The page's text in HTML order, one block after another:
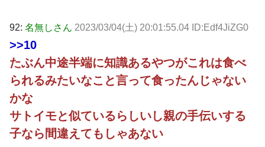
92: 名無しさん 2023/03/04(土) 20:01:55.04 ID:Edf4JiZG0
>>10
たぶん中途半端に知識あるやつがこれは食べ
られるみたいなこと言って食ったんじゃない
かな
サトイモと似ているらしいし親の手伝いする
子なら間違えてもしゃあない